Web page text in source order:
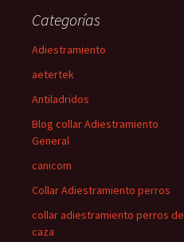
Categorías
Adiestramiento
aetertek
Antiladridos
Blog collar Adiestramiento
General
canicom
Collar Adiestramiento perros
collar adiestramiento perros de
caza